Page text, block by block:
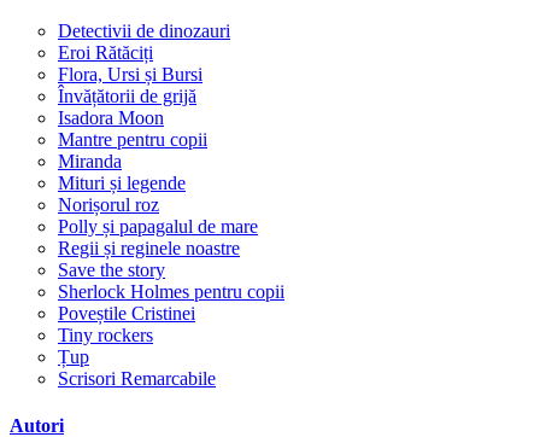
Detectivii de dinozauri
Eroi Rătăciți
Flora, Ursi și Bursi
Învățătorii de grijă
Isadora Moon
Mantre pentru copii
Miranda
Mituri și legende
Norișorul roz
Polly și papagalul de mare
Regii și reginele noastre
Save the story
Sherlock Holmes pentru copii
Poveștile Cristinei
Tiny rockers
Țup
Scrisori Remarcabile
Autori